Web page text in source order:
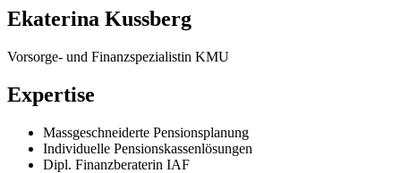
Ekaterina Kussberg
Vorsorge- und Finanzspezialistin KMU
Expertise
Massgeschneiderte Pensionsplanung
Individuelle Pensionskassenlösungen
Dipl. Finanzberaterin IAF